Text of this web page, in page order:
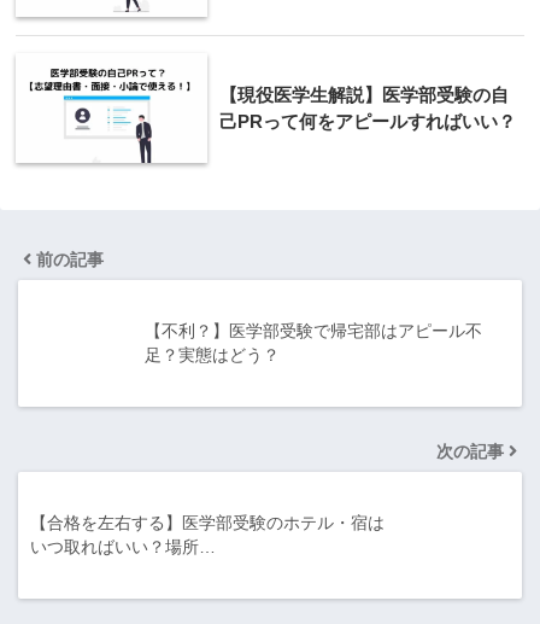
【現役医学生解説】医学部受験の自
己PRって何をアピールすればいい？
前の記事
【不利？】医学部受験で帰宅部はアピール不
足？実態はどう？
次の記事
【合格を左右する】医学部受験のホテル・宿は
いつ取ればいい？場所…